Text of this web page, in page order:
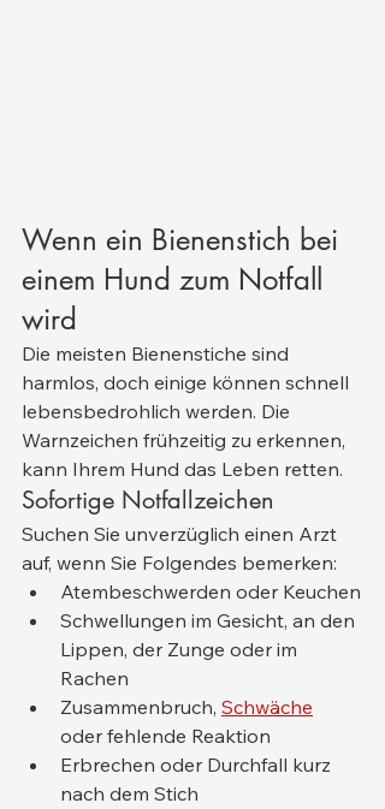
Wenn ein Bienenstich bei
einem Hund zum Notfall
wird
Die meisten Bienenstiche sind
harmlos, doch einige können schnell
lebensbedrohlich werden. Die
Warnzeichen frühzeitig zu erkennen,
kann Ihrem Hund das Leben retten.
Sofortige Notfallzeichen
Suchen Sie unverzüglich einen Arzt
auf, wenn Sie Folgendes bemerken:
Atembeschwerden oder Keuchen
Schwellungen im Gesicht, an den
Lippen, der Zunge oder im
Rachen
Zusammenbruch, Schwäche
oder fehlende Reaktion
Erbrechen oder Durchfall kurz
nach dem Stich